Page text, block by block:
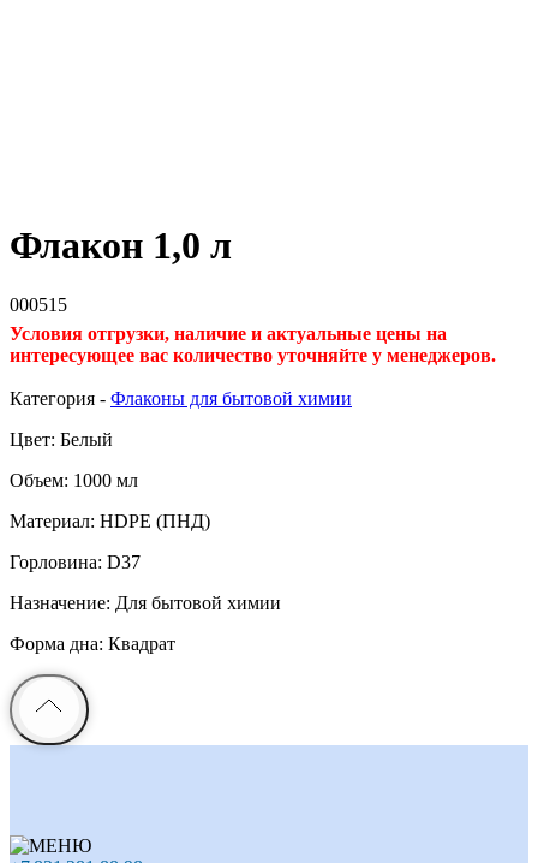
Флакон 1,0 л
000515
Условия отгрузки, наличие и актуальные цены на
интересующее вас количество уточняйте у менеджеров.
Категория - Флаконы для бытовой химии
Цвет: Белый
Объем: 1000 мл
Материал: HDPE (ПНД)
Горловина: D37
Назначение: Для бытовой химии
Форма дна: Квадрат